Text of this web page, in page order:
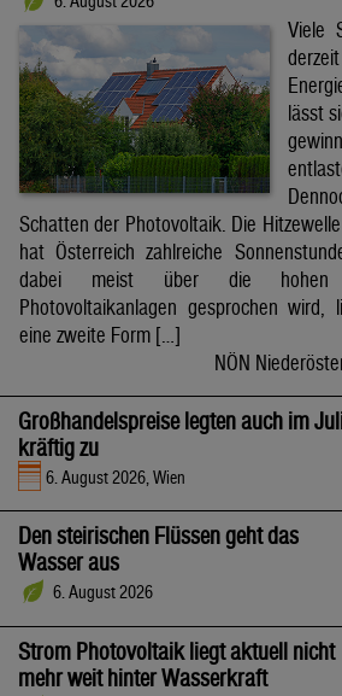
Viele
lässt
Schatten der Photovoltaik. Die
hat Österreich zahlreiche
dabei meist über die hohen
Photovoltaikanlagen gesprochen
eine zweite Form […]
NÖN
Großhandelspreise legten auch im
kräftig zu
6. August 2026, Wien
Den steirischen Flüssen geht das
Wasser aus
6. August 2026
Strom Photovoltaik liegt aktuell nicht
mehr weit hinter Wasserkraft